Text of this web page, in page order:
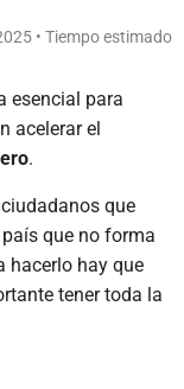
• Tiempo estimado
esencial para
acelerar el
.
que
que no forma
hacerlo hay que
tener toda la